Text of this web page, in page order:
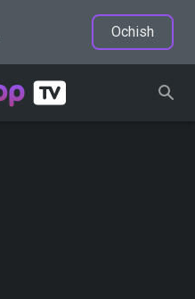
Ochish